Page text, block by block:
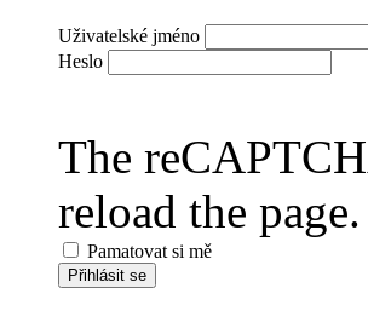
Uživatelské jméno
Heslo
The
reload the page.
Pamatovat si mě
Přihlásit se